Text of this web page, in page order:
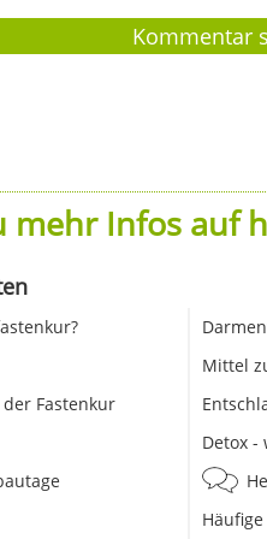
mehr Infos auf
der Fastenkur
Mittel
Detox -